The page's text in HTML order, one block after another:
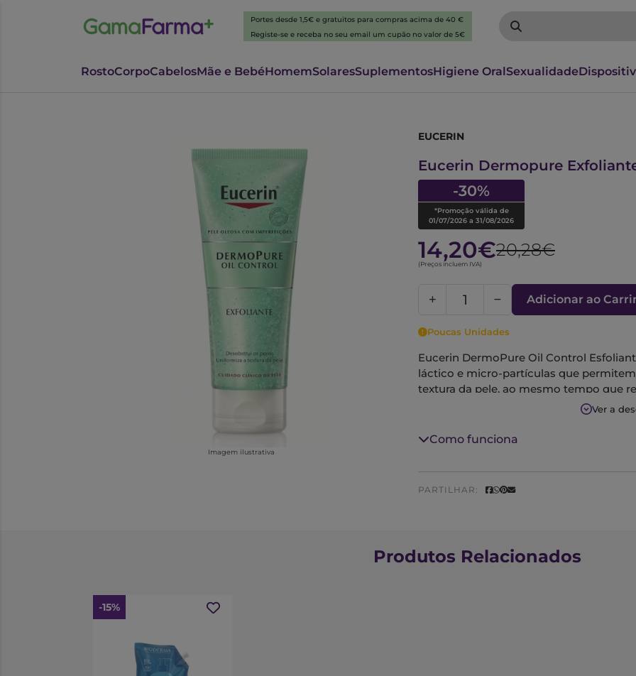
Portes desde 1,5€ e gratuitos para compras acima de 40 €
Registe-se e receba no seu email um cupão no valor de 5€
RostoCorpoCabelosMãe e BebéHomemSolaresSuplementosHigiene OralSexualidade
Imagem ilustrativa
EUCERIN
Eucerin Dermopure
-30%
*Promoção válida de
01/07/2026 a 31/08/2026
14,20€20,28€
(Preços incluem IVA)
Adicionar ao
Poucas Unidades
Eucerin DermoPure Oil Control
láctico e micro-partículas que
textura da pele, ao mesmo tempo que
Melhora a aparência geral da pele.Ver a
Como funciona
PARTILHAR:
Produtos Relacionados
-15%